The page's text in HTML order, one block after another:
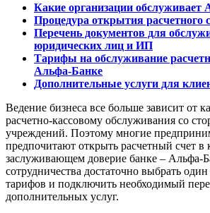
Какие организации обслуживает
Процедура открытия расчетного
Перечень документов для
юридических лиц и ИП
Тарифы на обслуживание
Альфа-Банке
Дополнительные услуги для
Ведение бизнеса все больше зависит от
расчетно-кассовому обслуживания со
учреждений. Поэтому многие
предпочитают открыть расчетный счет в
заслуживающем доверие банке – Альфа-
сотрудничества достаточно выбрать
тарифов и подключить необходимый
дополнительных услуг.